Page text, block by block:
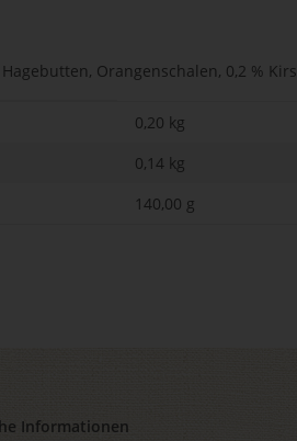
Orangenschalen, 0,2 %
0,20 kg
0,14 kg
140,00 g
Informationen